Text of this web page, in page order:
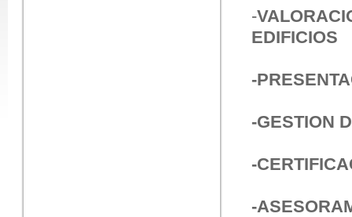
-
EDIFICIOS
-
-GESTION
-
-